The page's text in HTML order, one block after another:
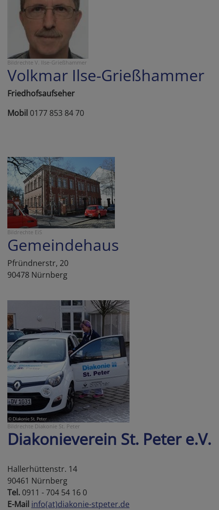
Bildrechte V. Ilse-Grießhammer
Volkmar Ilse-Grießhammer
Friedhofsaufseher
Mobil 0177 853 84 70
Bildrechte EiS
Gemeindehaus
Pfründnerstr, 20
90478 Nürnberg
Bildrechte Diakonie St. Peter
Diakonieverein St. Peter e.V.
Hallerhüttenstr. 14
90461 Nürnberg
Tel. 0911 - 704 54 16 0
E-Mail info(at)diakonie-stpeter.de